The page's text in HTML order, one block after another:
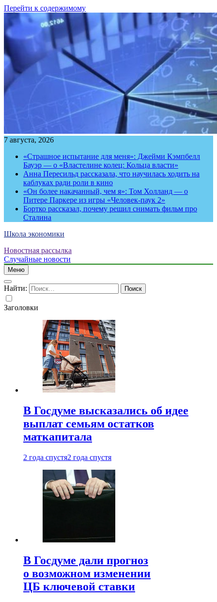
Перейти к содержимому
7 августа, 2026
«Страшное испытание для меня»: Джейми Кэмпбелл
Бауэр — о «Властелине колец: Кольца власти»
Анна Пересильд рассказала, что научилась ходить на
каблуках ради роли в кино
«Он более накачанный, чем я»: Том Холланд — о
Питере Паркере из игры «Человек-паук 2»
Бортко рассказал, почему решил снимать фильм про
Сталина
Школа экономики
Новостная рассылка
Случайные новости
Меню
Найти:
Заголовки
В Госдуме высказались об идее
выплат семьям остатков
маткапитала
2 года спустя2 года спустя
В Госдуме дали прогноз
о возможном изменении
ЦБ ключевой ставки